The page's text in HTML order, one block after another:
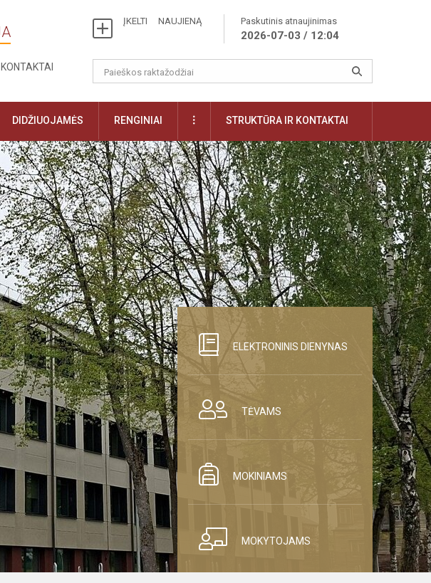
KONTAKTAI
ĮKELTI NAUJIENĄ Paskutinis atnaujinimas
2026-07-03 / 12:04
DIDŽIUOJAMĖS RENGINIAI STRUKTŪRA IR KONTAKTAI
ELEKTRONINIS DIENYNAS
TĖVAMS
MOKINIAMS
MOKYTOJAMS